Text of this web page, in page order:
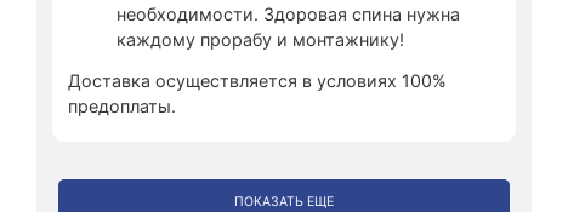
необходимости. Здоровая спина нужна
каждому прорабу и монтажнику!
Доставка осуществляется в условиях 100%
предоплаты.
ПОКАЗАТЬ ЕЩЕ